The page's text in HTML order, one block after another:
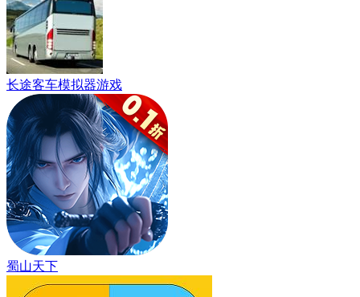
长途客车模拟器游戏
蜀山天下